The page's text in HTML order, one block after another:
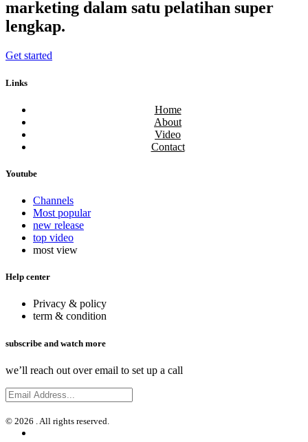
marketing dalam satu pelatihan super
lengkap.
Get started
Links
Home
About
Video
Contact
Youtube
Channels
Most popular
new release
top video
most view
Help center
Privacy & policy
term & condition
subscribe and watch more
we’ll reach out over email to set up a call
© 2026 . All rights reserved.